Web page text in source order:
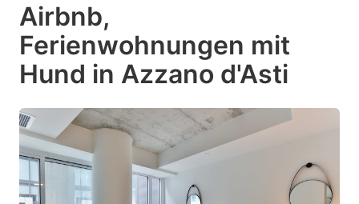
Airbnb,
Ferienwohnungen mit
Hund in Azzano d'Asti